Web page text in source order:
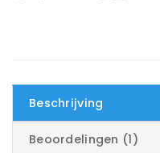
Beschrijving
Beoordelingen (1)